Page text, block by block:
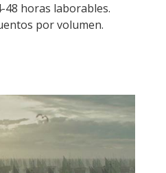
48 horas laborables.
por volumen.